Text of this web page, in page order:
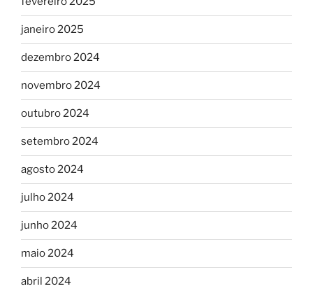
janeiro 2025
dezembro 2024
novembro 2024
outubro 2024
setembro 2024
agosto 2024
julho 2024
junho 2024
maio 2024
abril 2024